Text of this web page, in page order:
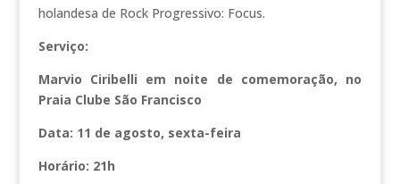
holandesa de Rock Progressivo: Focus.
Serviço:
Marvio Ciribelli em noite de comemoração, no
Praia Clube São Francisco
Data: 11 de agosto, sexta-feira
Horário: 21h